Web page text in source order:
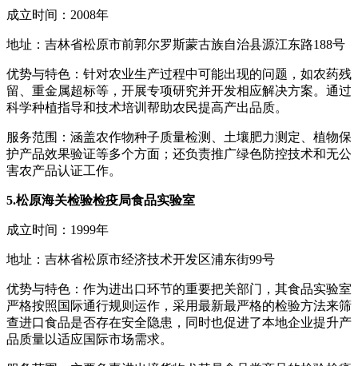
成立时间：2008年
地址：吉林省松原市前郭尔罗斯蒙古族自治县源江东路188号
优势与特色：针对农业生产过程中可能出现的问题，如农药残
留、重金属超标等，开展专项研究并开发相应解决方案。通过
科学种植指导和技术培训帮助农民提高产出品质。
服务范围：涵盖农作物种子质量检测、土壤肥力测定、植物保
护产品效果验证等多个方面；还负责推广绿色防控技术和无公
害农产品认证工作。
5.松原海关检验检疫局食品实验室
成立时间：1999年
地址：吉林省松原市经济技术开发区浦东街99号
优势与特色：作为进出口环节的重要把关部门，其食品实验室
严格按照国际通行规则运作，采用最新最严格的检验方法来筛
查进口食品是否存在安全隐患，同时也促进了本地企业提升产
品质量以适应国际市场需求。